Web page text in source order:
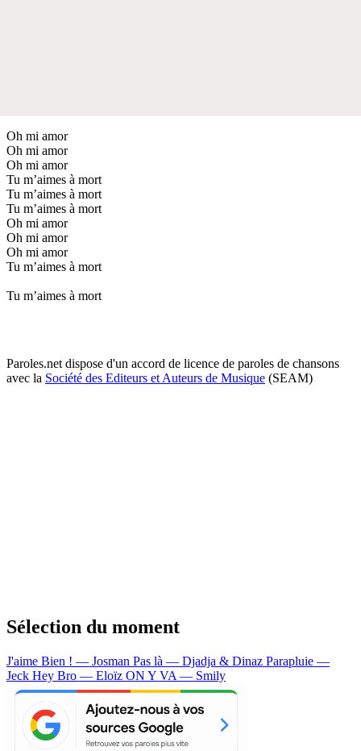
Oh mi amor
Oh mi amor
Oh mi amor
Tu m’aimes à mort
Tu m’aimes à mort
Tu m’aimes à mort
Oh mi amor
Oh mi amor
Oh mi amor
Tu m’aimes à mort
Tu m’aimes à mort
Paroles.net dispose d'un accord de licence de paroles de chansons
avec la Société des Editeurs et Auteurs de Musique (SEAM)
Sélection du moment
J'aime Bien ! — Josman Pas là — Djadja & Dinaz Parapluie —
Jeck Hey Bro — Eloïz ON Y VA — Smily